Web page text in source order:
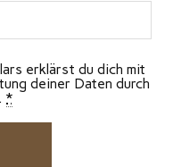
erklärst du dich mit
deiner Daten durch
*